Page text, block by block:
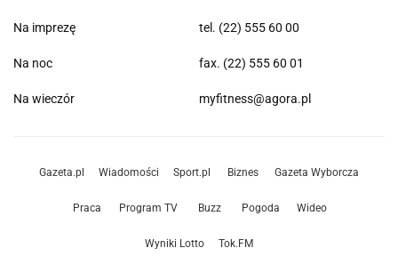
Na imprezę
Na noc
Na wieczór
tel. (22) 555 60 00
fax. (22) 555 60 01
myfitness@agora.pl
Gazeta.pl Wiadomości Sport.pl Biznes Gazeta Wyborcza
Praca Program TV Buzz Pogoda Wideo
Wyniki Lotto Tok.FM